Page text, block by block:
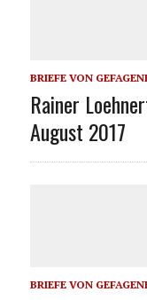
BRIEFE VON
Rainer
August 2017
BRIEFE VON